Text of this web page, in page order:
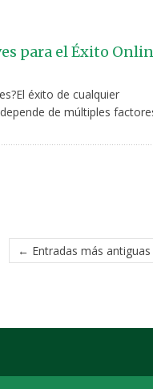
para el Éxito
éxito de cualquier
de múltiples
← Entradas más antiguas